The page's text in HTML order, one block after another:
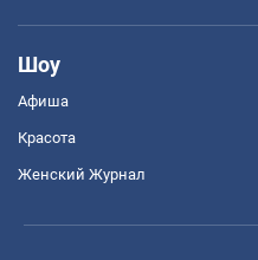
Шоу
Афиша
Красота
Женский Журнал